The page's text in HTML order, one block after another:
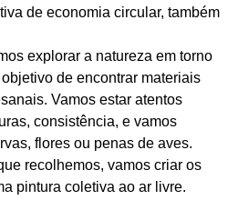
de economia circular, também
explorar a natureza em torno
de encontrar materiais
Vamos estar atentos
consistência, e vamos
flores ou penas de aves.
recolhemos, vamos criar os
pintura coletiva ao ar livre.